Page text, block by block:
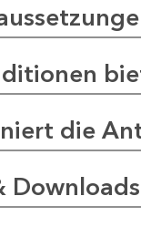
die
Downloads